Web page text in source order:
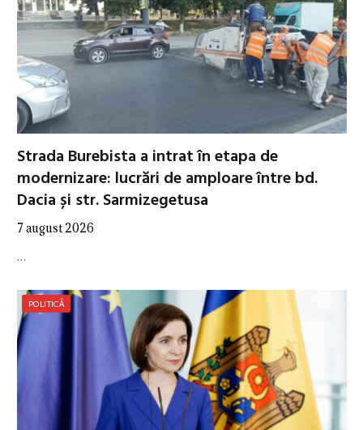
Strada Burebista a intrat în etapa de
modernizare: lucrări de amploare între bd.
Dacia și str. Sarmizegetusa
7 august 2026
…
POLITICĂ